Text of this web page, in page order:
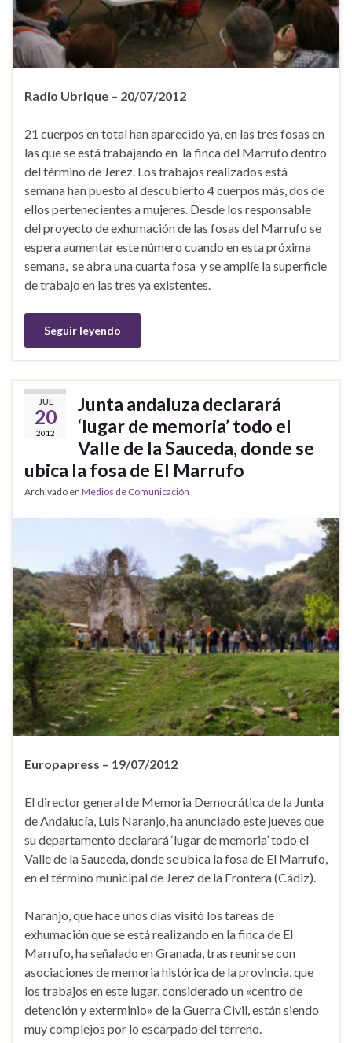
Radio Ubrique – 20/07/2012
21 cuerpos en total han aparecido ya, en las tres fosas en
las que se está trabajando en la finca del Marrufo dentro
del término de Jerez. Los trabajos realizados está
semana han puesto al descubierto 4 cuerpos más, dos de
ellos pertenecientes a mujeres. Desde los responsable
del proyecto de exhumación de las fosas del Marrufo se
espera aumentar este número cuando en esta próxima
semana, se abra una cuarta fosa y se amplíe la superficie
de trabajo en las tres ya existentes.
Seguir leyendo
JUL
20
2012
Junta andaluza declarará
‘lugar de memoria’ todo el
Valle de la Sauceda, donde se
ubica la fosa de El Marrufo
Archivado en Medios de Comunicación
Europapress – 19/07/2012
El director general de Memoria Democrática de la Junta
de Andalucía, Luis Naranjo, ha anunciado este jueves que
su departamento declarará ‘lugar de memoria’ todo el
Valle de la Sauceda, donde se ubica la fosa de El Marrufo,
en el término municipal de Jerez de la Frontera (Cádiz).
Naranjo, que hace unos días visitó los tareas de
exhumación que se está realizando en la finca de El
Marrufo, ha señalado en Granada, tras reunirse con
asociaciones de memoria histórica de la provincia, que
los trabajos en este lugar, considerado un «centro de
detención y exterminio» de la Guerra Civil, están siendo
muy complejos por lo escarpado del terreno.